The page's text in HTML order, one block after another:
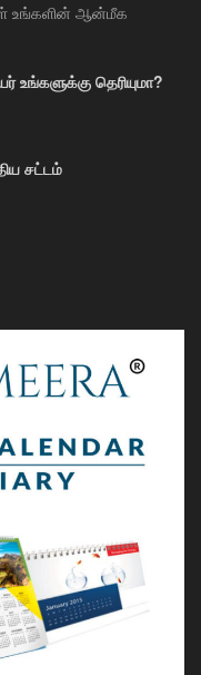
உங்களின் ஆன்மீக
தெரியுமா?
சட்டம்